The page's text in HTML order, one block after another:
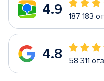
4.9 187 183
4.8 58 311